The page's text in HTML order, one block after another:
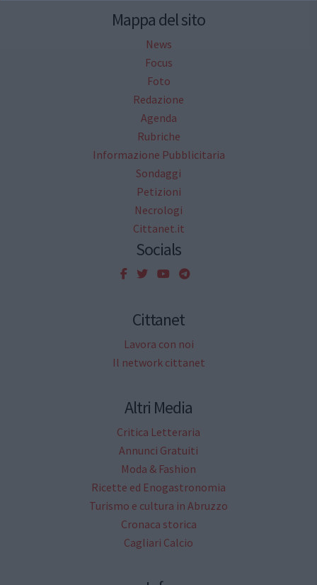
Mappa del sito
News
Focus
Foto
Redazione
Agenda
Rubriche
Informazione Pubblicitaria
Sondaggi
Petizioni
Necrologi
Cittanet.it
Socials
Cittanet
Lavora con noi
Il network cittanet
Altri Media
Critica Letteraria
Annunci Gratuiti
Moda & Fashion
Ricette ed Enogastronomia
Turismo e cultura in Abruzzo
Cronaca storica
Cagliari Calcio